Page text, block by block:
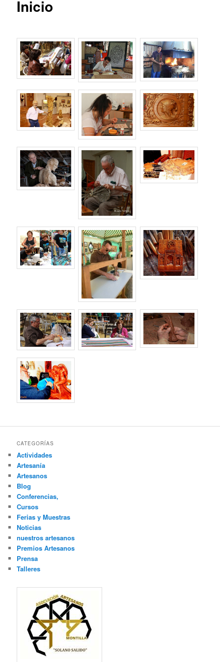
Inicio
CATEGORÍAS
Actividades
Artesanía
Artesanos
Blog
Conferencias,
Cursos
Ferias y Muestras
Noticias
nuestros artesanos
Premios Artesanos
Prensa
Talleres